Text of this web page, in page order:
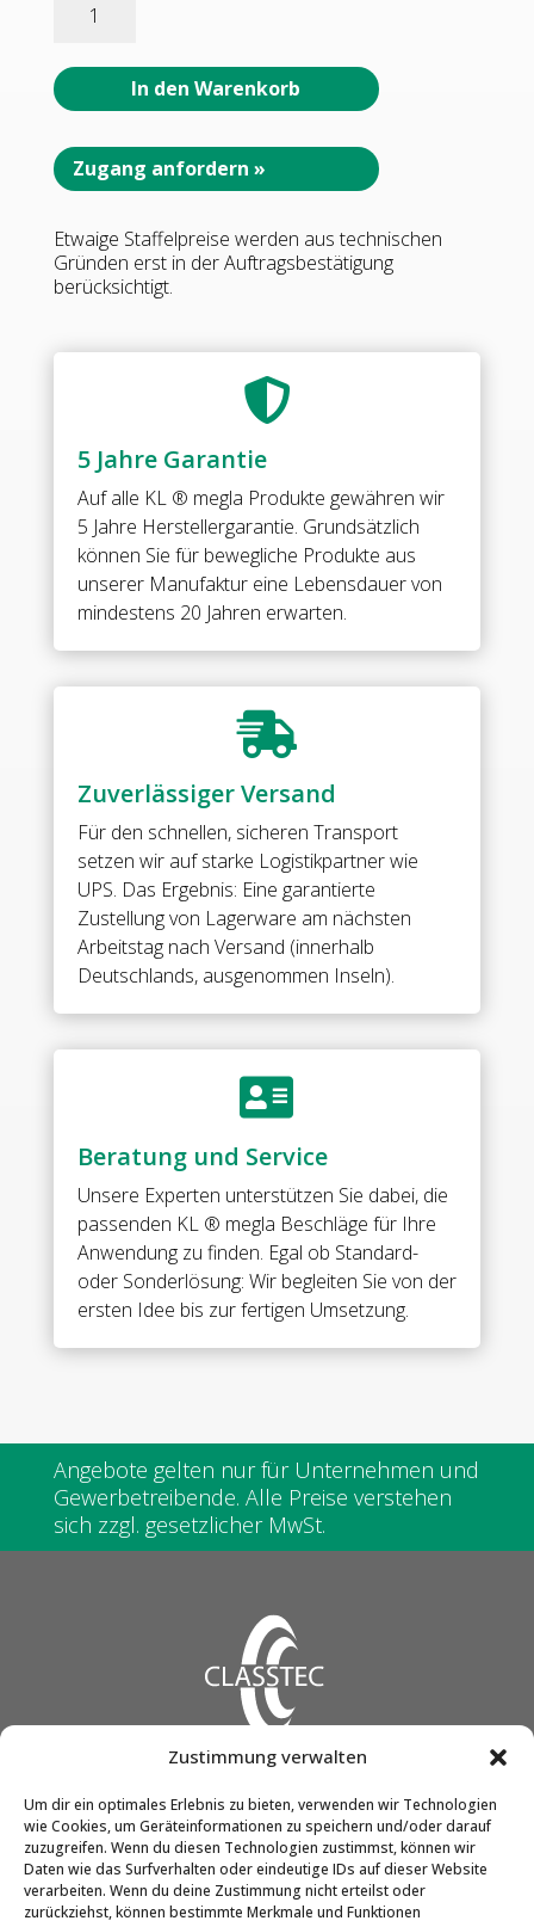
Zustimmung verwalten
Um dir ein optimales Erlebnis zu bieten, verwenden wir Technologien
wie Cookies, um Geräteinformationen zu speichern und/oder darauf
zuzugreifen. Wenn du diesen Technologien zustimmst, können wir
Daten wie das Surfverhalten oder eindeutige IDs auf dieser Website
verarbeiten. Wenn du deine Zustimmung nicht erteilst oder
zurückziehst, können bestimmte Merkmale und Funktionen
Chalet®
Glastür-
Beschlag
Innentüren
G-
selbstschließendes
Anschlagtürband•
Basismaterial:
Oberfläche
eckige
Formgebung•
Schraubenabdeckungen•
Innentüren•
Glas
180°•
links•
mm
ESG•
anwendbar
mit
Art.
In den Warenkorb
Zugang anfordern »
Etwaige Staffelpreise werden aus technischen
Gründen erst in der Auftragsbestätigung
berücksichtigt.

5 Jahre Garantie
Auf alle KL ® megla Produkte gewähren wir
5 Jahre Herstellergarantie. Grundsätzlich
können Sie für bewegliche Produkte aus
unserer Manufaktur eine Lebensdauer von
mindestens 20 Jahren erwarten.

Zuverlässiger Versand
Für den schnellen, sicheren Transport
setzen wir auf starke Logistikpartner wie
UPS. Das Ergebnis: Eine garantierte
Zustellung von Lagerware am nächsten
Arbeitstag nach Versand (innerhalb
Deutschlands, ausgenommen Inseln).

Beratung und Service
Unsere Experten unterstützen Sie dabei, die
passenden KL ® megla Beschläge für Ihre
Anwendung zu finden. Egal ob Standard-
oder Sonderlösung: Wir begleiten Sie von der
ersten Idee bis zur fertigen Umsetzung.
Angebote gelten nur für Unternehmen und
Gewerbetreibende. Alle Preise verstehen
sich zzgl. gesetzlicher MwSt.
CLASSTEC GmbH & Co. KG
Friedrich-Engels-Str. 12
51545 Waldbröl